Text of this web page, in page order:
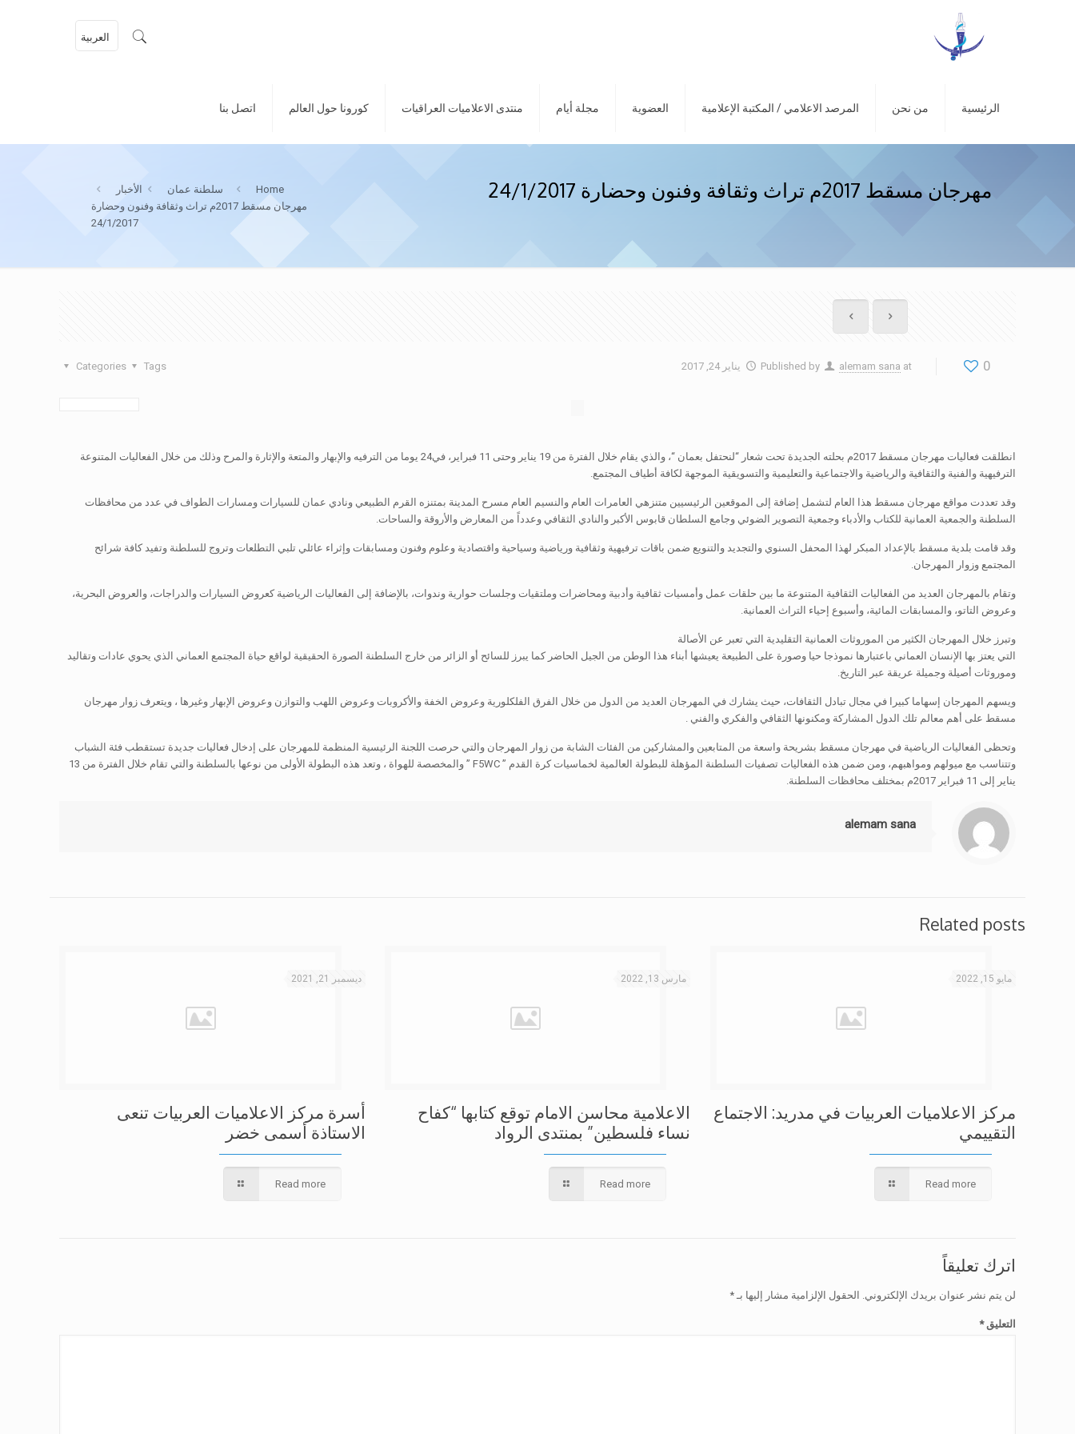
الرئيسية من نحن المرصد الاعلامي / المكتبة الإعلامية العضوية مجلة أيام منتدى الاعلاميات العراقيات كورونا حول العالم اتصل بنا
العربية
مهرجان مسقط 2017م تراث وثقافة وفنون وحضارة 24/1/2017 Home سلطنة عمان
الأخبار
مهرجان مسقط 2017م تراث وثقافة وفنون وحضارة
24/1/2017
0
Published by alemam sana at يناير 24, 2017 Categories Tags
انطلقت فعاليات مهرجان مسقط 2017م بحلته الجديدة تحت شعار “لنحتفل بعمان “، والذي يقام خلال الفترة من 19 يناير وحتى 11 فبراير، في24 يوما من الترفيه والإبهار والمتعة والإثارة والمرح وذلك من خلال الفعاليات المتنوعة
الترفيهية والفنية والثقافية والرياضية والاجتماعية والتعليمية والتسويقية الموجهة لكافة أطياف المجتمع.
وقد تعددت مواقع مهرجان مسقط هذا العام لتشمل إضافة إلى الموقعين الرئيسيين متنزهي العامرات العام والنسيم العام مسرح المدينة بمتنزه القرم الطبيعي ونادي عمان للسيارات ومسارات الطواف في عدد من محافظات
السلطنة والجمعية العمانية للكتاب والأدباء وجمعية التصوير الضوئي وجامع السلطان قابوس الأكبر والنادي الثقافي وعدداً من المعارض والأروقة والساحات.
وقد قامت بلدية مسقط بالإعداد المبكر لهذا المحفل السنوي والتجديد والتنويع ضمن باقات ترفيهية وثقافية ورياضية وسياحية واقتصادية وعلوم وفنون ومسابقات وإثراء عائلي تلبي التطلعات وتروج للسلطنة وتفيد كافة شرائح
المجتمع وزوار المهرجان.
وتقام بالمهرجان العديد من الفعاليات الثقافية المتنوعة ما بين حلقات عمل وأمسيات ثقافية وأدبية ومحاضرات وملتقيات وجلسات حوارية وندوات، بالإضافة إلى الفعاليات الرياضية كعروض السيارات والدراجات، والعروض البحرية،
وعروض التاتو، والمسابقات المائية، وأسبوع إحياء التراث العمانية.
وتبرز خلال المهرجان الكثير من الموروثات العمانية التقليدية التي تعبر عن الأصالة
التي يعتز بها الإنسان العماني باعتبارها نموذجا حيا وصورة على الطبيعة يعيشها أبناء هذا الوطن من الجيل الحاضر كما يبرز للسائح أو الزائر من خارج السلطنة الصورة الحقيقية لواقع حياة المجتمع العماني الذي يحوي عادات وتقاليد
وموروثات أصيلة وجميلة عريقة عبر التاريخ.
ويسهم المهرجان إسهاما كبيرا في مجال تبادل الثقافات، حيث يشارك في المهرجان العديد من الدول من خلال الفرق الفلكلورية وعروض الخفة والأكروبات وعروض اللهب والتوازن وعروض الإبهار وغيرها ، ويتعرف زوار مهرجان
مسقط على أهم معالم تلك الدول المشاركة ومكنونها الثقافي والفكري والفني .
وتحظى الفعاليات الرياضية في مهرجان مسقط بشريحة واسعة من المتابعين والمشاركين من الفئات الشابة من زوار المهرجان والتي حرصت اللجنة الرئيسية المنظمة للمهرجان على إدخال فعاليات جديدة تستقطب فئة الشباب
وتتناسب مع ميولهم ومواهبهم، ومن ضمن هذه الفعاليات تصفيات السلطنة المؤهلة للبطولة العالمية لخماسيات كرة القدم ” F5WC ” والمخصصة للهواة ، وتعد هذه البطولة الأولى من نوعها بالسلطنة والتي تقام خلال الفترة من 13
يناير إلى 11 فبراير 2017م بمختلف محافظات السلطنة.
alemam sana
Related posts
مايو 15, 2022
مركز الاعلاميات العربيات في مدريد: الاجتماع
التقييمي
Read more
مارس 13, 2022
الاعلامية محاسن الامام توقع كتابها “كفاح
نساء فلسطين” بمنتدى الرواد
Read more
ديسمبر 21, 2021
أسرة مركز الاعلاميات العربيات تنعى
الاستاذة أسمى خضر
Read more
اترك تعليقاً
لن يتم نشر عنوان بريدك الإلكتروني. الحقول الإلزامية مشار إليها بـ*
التعليق*